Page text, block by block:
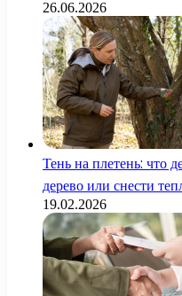
26.06.2026
Тень на плетень: что
дерево или снести
19.02.2026